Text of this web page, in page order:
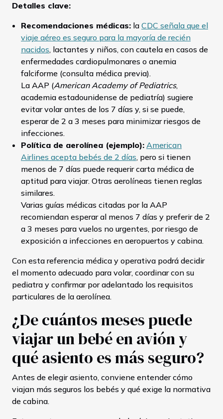
Detalles clave:
Recomendaciones médicas: la CDC señala que el
viaje aéreo es seguro para la mayoría de recién
nacidos, lactantes y niños, con cautela en casos de
enfermedades cardiopulmonares o anemia
falciforme (consulta médica previa).
La AAP (American Academy of Pediatrics,
academia estadounidense de pediatría) sugiere
evitar volar antes de los 7 días y, si se puede,
esperar de 2 a 3 meses para minimizar riesgos de
infecciones.
Política de aerolínea (ejemplo): American
Airlines acepta bebés de 2 días, pero si tienen
menos de 7 días puede requerir carta médica de
aptitud para viajar. Otras aerolíneas tienen reglas
similares.
Varias guías médicas citadas por la AAP
recomiendan esperar al menos 7 días y preferir de 2
a 3 meses para vuelos no urgentes, por riesgo de
exposición a infecciones en aeropuertos y cabina.
Con esta referencia médica y operativa podrá decidir
el momento adecuado para volar, coordinar con su
pediatra y confirmar por adelantado los requisitos
particulares de la aerolínea.
¿De cuántos meses puede
viajar un bebé en avión y
qué asiento es más seguro?
Antes de elegir asiento, conviene entender cómo
viajan más seguros los bebés y qué exige la normativa
de cabina.